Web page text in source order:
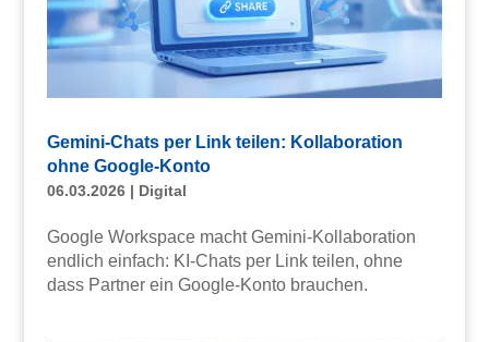
Gemini-Chats per Link teilen: Kollaboration
ohne Google-Konto
06.03.2026| Digital
Google Workspace macht Gemini-Kollaboration
endlich einfach: KI-Chats per Link teilen, ohne
dass Partner ein Google-Konto brauchen.